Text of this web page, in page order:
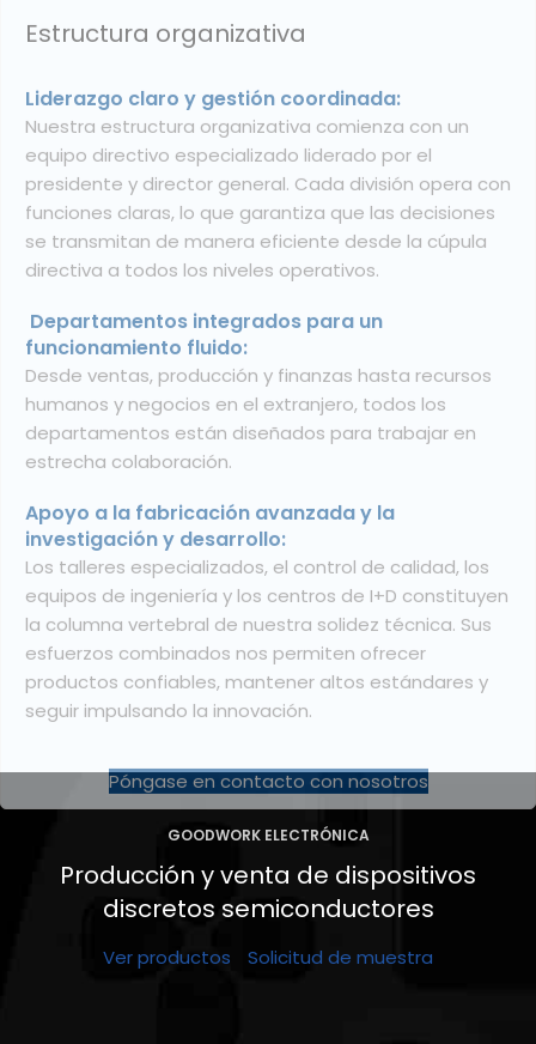
Reconocimientos corporativos
Excelencia reconocida en todo el sector:
Goodwork ha obtenido numerosos reconocimientos
por su innovación, calidad y progreso continuo. Estos
premios reflejan nuestro compromiso con el avance
tecnológico y con ofrecer soluciones electrónicas
confiables en las que confían socios de diferentes
sectores.
Sólidas alianzas y colaboración académica:
Nuestra larga colaboración con universidades y
asociaciones industriales respalda la investigación
continua, el desarrollo del talento y los avances
técnicos. Estos reconocimientos ponen de relieve
nuestros esfuerzos por sentar unas bases sólidas
Fortaleza probada en calidad e innovación:
Desde certificaciones gubernamentales hasta
premios de la industria, cada logro demuestra
nuestro enfoque en la confiabilidad de los productos
y la solidez de la fabricación.
Póngase en contacto con nosotros
GOODWORK ELECTRÓNICA
Producción y venta de dispositivos
discretos semiconductores
Ver productos Solicitud de muestra